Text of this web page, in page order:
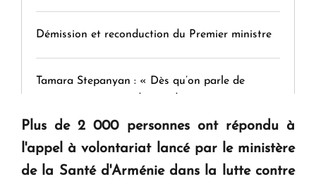
Démission et reconduction du Premier ministre
Tamara Stepanyan : « Dès qu’on parle de
" Tant qu'il n'existe pas d'alternative concrète, la
question d'un référendum ne se pose pas. "
Plus de 2 000 personnes ont répondu à
l'appel à volontariat lancé par le ministère
de la Santé d'Arménie dans la lutte contre